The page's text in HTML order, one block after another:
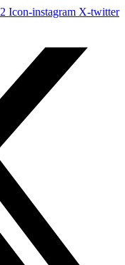
Icon-instagram X-twitter